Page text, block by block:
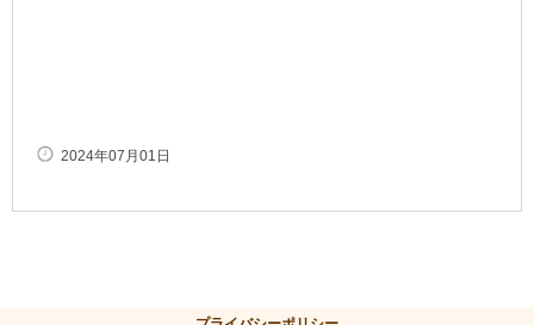
2024年07月01日